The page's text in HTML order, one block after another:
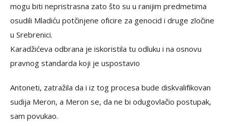
mogu biti nepristrasna zato što su u ranijim predmetima
osudili Mladiću potčinjene oficire za genocid i druge zločine
u Srebrenici.
Karadžićeva odbrana je iskoristila tu odluku i na osnovu
pravnog standarda koji je uspostavio
Antoneti, zatražila da i iz tog procesa bude diskvalifikovan
sudija Meron, a Meron se, da ne bi odugovlačio postupak,
sam povukao.